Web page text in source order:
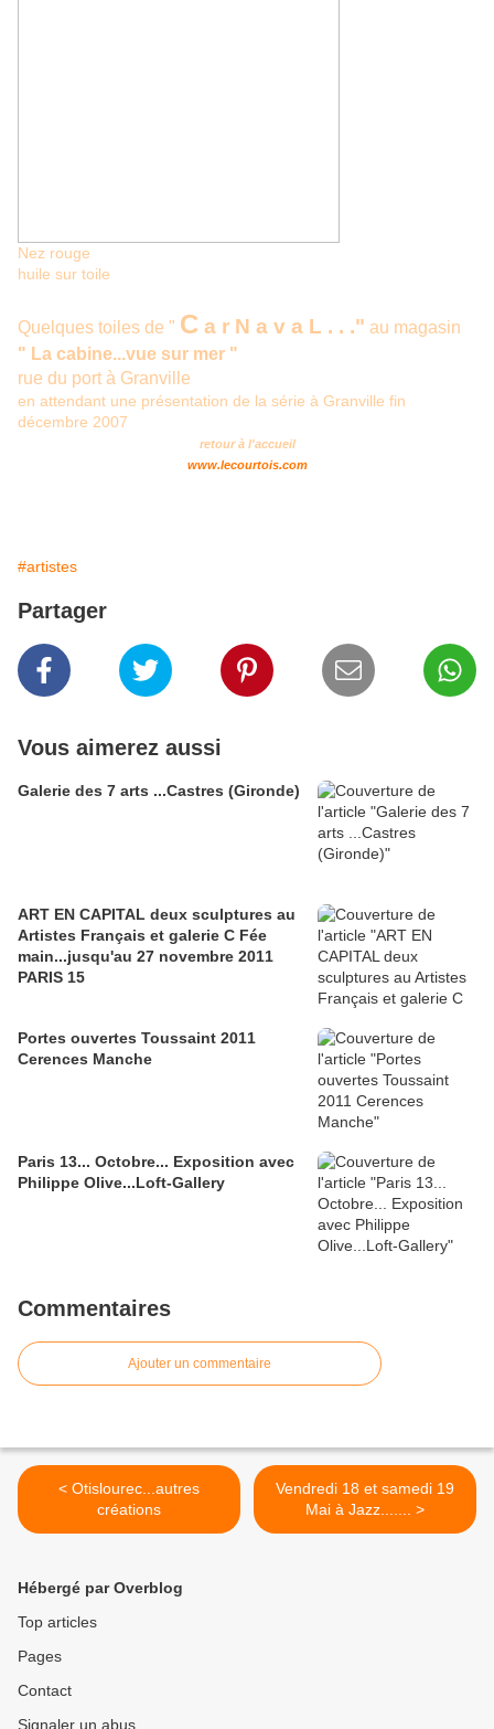
Nez rouge
huile sur toile
Quelques toiles de " C a r N a v a L . . ." au magasin
" La cabine...vue sur mer "
rue du port à Granville
en attendant une présentation de la série à Granville fin
décembre 2007
retour à l'accueil
www.lecourtois.com
#artistes
Partager
Vous aimerez aussi
Galerie des 7 arts ...Castres (Gironde)
ART EN CAPITAL deux sculptures au
Artistes Français et galerie C Fée
main...jusqu'au 27 novembre 2011
PARIS 15
Portes ouvertes Toussaint 2011
Cerences Manche
Paris 13... Octobre... Exposition avec
Philippe Olive...Loft-Gallery
Commentaires
Ajouter un commentaire
< Otislourec...autres
créations
Vendredi 18 et samedi 19
Mai à Jazz....... >
Hébergé par Overblog
Top articles
Pages
Contact
Signaler un abus